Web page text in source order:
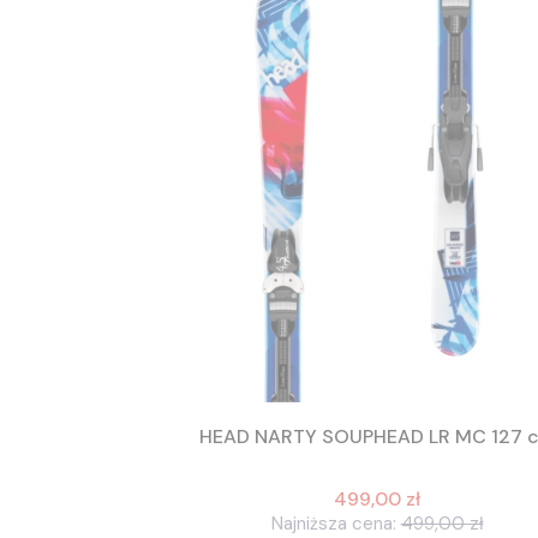
HEAD NARTY SOUPHEAD LR MC 127
499,00 zł
Najniższa cena: 499,00 zł